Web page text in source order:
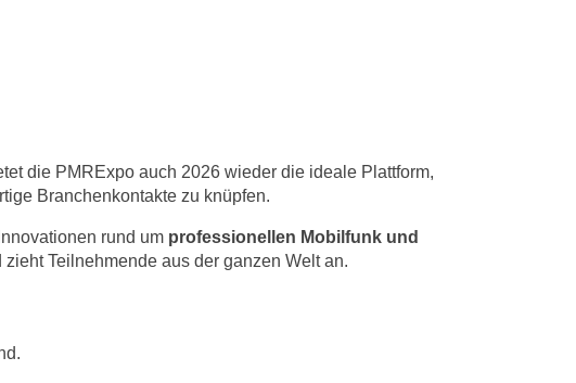
die PMRExpo auch 2026 wieder die ideale Plattform,
Branchenkontakte zu knüpfen.
rund um professionellen Mobilfunk und
Teilnehmende aus der ganzen Welt an.